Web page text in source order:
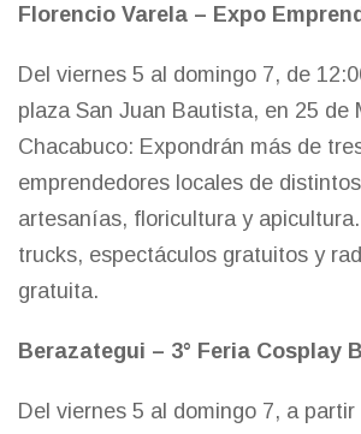
Florencio Varela – Expo
Del viernes 5 al domingo 7, de
plaza San Juan Bautista, en 25 de
Chacabuco: Expondrán más de
emprendedores locales de
artesanías, floricultura y
trucks, espectáculos gratuitos y
gratuita.
Berazategui – 3° Feria Cosplay
Del viernes 5 al domingo 7, a